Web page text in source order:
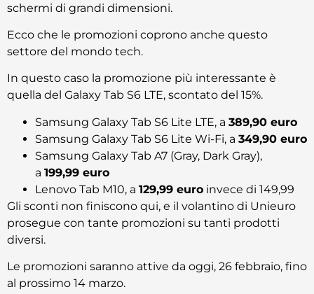
schermi di grandi dimensioni.
Ecco che le promozioni coprono anche questo
settore del mondo tech.
In questo caso la promozione più interessante è
quella del Galaxy Tab S6 LTE, scontato del 15%.
Samsung Galaxy Tab S6 Lite LTE, a 389,90 euro
Samsung Galaxy Tab S6 Lite Wi-Fi, a 349,90 euro
Samsung Galaxy Tab A7 (Gray, Dark Gray),
a 199,99 euro
Lenovo Tab M10, a 129,99 euro invece di 149,99
Gli sconti non finiscono qui, e il volantino di Unieuro
prosegue con tante promozioni su tanti prodotti
diversi.
Le promozioni saranno attive da oggi, 26 febbraio, fino
al prossimo 14 marzo.